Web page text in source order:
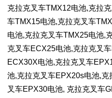
克拉克叉车TMX12电池,克拉
车TMX15电池,克拉克叉车
电池,克拉克叉车TMX25电池,
克叉车ECX25电池,克拉克叉
ECX30X电池,克拉克叉车
池,克拉克叉车EPX20s电池,
叉车EPX30电池, 克拉克叉车